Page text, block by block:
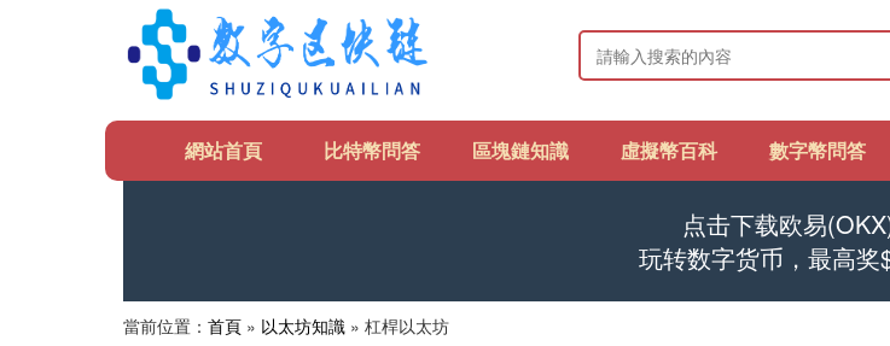
網站首頁 比特幣問答 區塊鏈知識 虛擬幣百科 數字幣問答
点击下载欧易
玩转数字货币，最高奖
當前位置： 首頁 » 以太坊知識 » 杠桿以太坊